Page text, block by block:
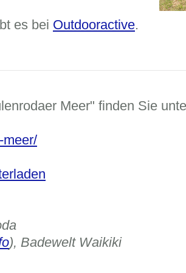
es bei Outdooractive.
Meer" finden Sie
meer/
), Badewelt Waikiki